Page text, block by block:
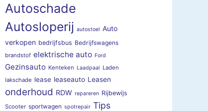
Autoschade
Autosloperij autostoel Auto
verkopen bedrijfsbus Bedrijfswagens
brandstof elektrische auto Ford
Gezinsauto Kenteken Laadpaal Laden
lakschade lease leaseauto Leasen
onderhoud RDW repareren Rijbewijs
Scooter sportwagen spotrepair Tips